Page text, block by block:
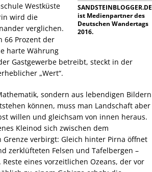
SANDSTEINBLOGGER.DE
ist Medienpartner des
Deutschen Wandertags
2016.
Westküste
wird die
verglichen.
66 Prozent der
harte Währung
Gastgewerbe betreibt, steckt in der
„Wert“.
sondern aus lebendigen Bildern
können, muss man Landschaft aber
willen und gleichsam von innen heraus.
Kleinod sich zwischen dem
verbirgt: Gleich hinter Pirna öffnet
zerklüfteten Felsen und Tafelbergen –
eines vorzeitlichen Ozeans, der vor